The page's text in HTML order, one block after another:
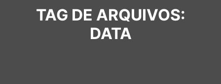
TAG DE ARQUIVOS:
DATA